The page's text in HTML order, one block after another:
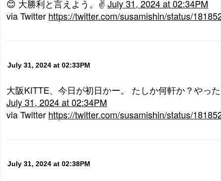
😊 大勝利と言えよう。✌ July 31, 2024 at 02:34PM
via Twitter https://twitter.com/susamishin/status/
July 31, 2024 at 02:33PM
大阪KITTE、今日が初日かー。 たしか何軒か？やっ
July 31, 2024 at 02:34PM
via Twitter https://twitter.com/susamishin/status/
July 31, 2024 at 02:38PM